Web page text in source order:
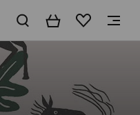
WarenkorbMerkliste